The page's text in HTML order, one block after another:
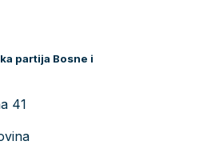
partija Bosne i
41